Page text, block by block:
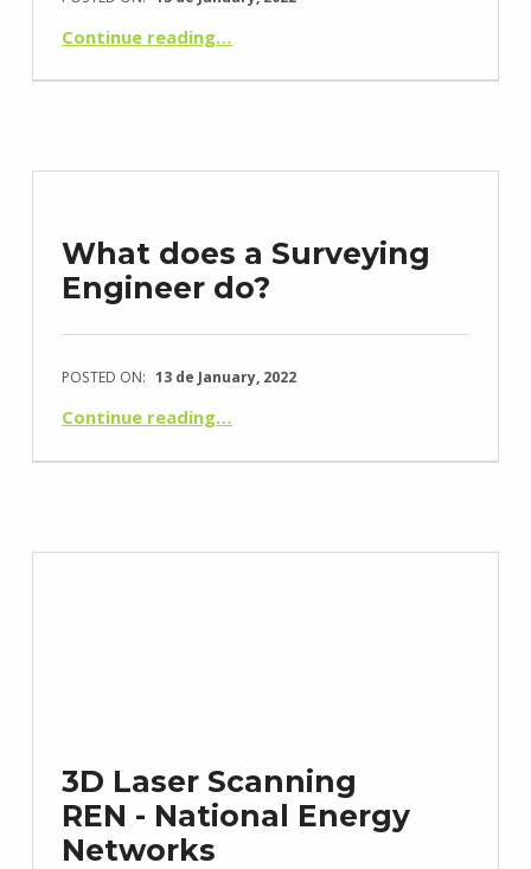
Continue reading…
What does a Surveying
Engineer do?
POSTED ON: 13 de January, 2022
Continue reading…
3D Laser Scanning
REN - National Energy
Networks